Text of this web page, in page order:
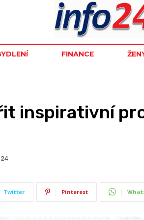
FINANCE
inspirativní
Twitter Pinterest